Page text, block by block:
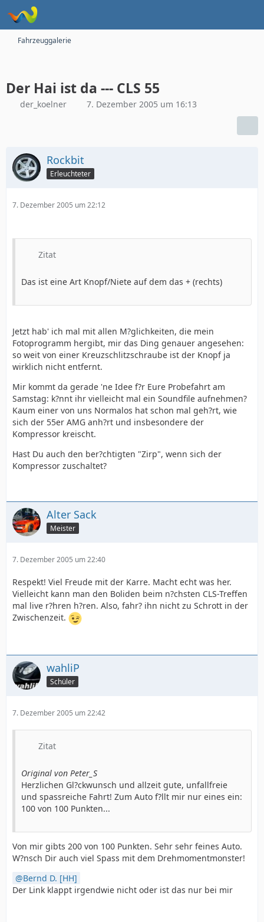
Fahrzeuggalerie
Der Hai ist da --- CLS 55
der_koelner 7. Dezember 2005 um 16:13
Rockbit
Erleuchteter
7. Dezember 2005 um 22:12
Zitat
Das ist eine Art Knopf/Niete auf dem das + (rechts)
Jetzt hab' ich mal mit allen M?glichkeiten, die mein
Fotoprogramm hergibt, mir das Ding genauer angesehen:
so weit von einer Kreuzschlitzschraube ist der Knopf ja
wirklich nicht entfernt.
Mir kommt da gerade 'ne Idee f?r Eure Probefahrt am
Samstag: k?nnt ihr vielleicht mal ein Soundfile aufnehmen?
Kaum einer von uns Normalos hat schon mal geh?rt, wie
sich der 55er AMG anh?rt und insbesondere der
Kompressor kreischt.
Hast Du auch den ber?chtigten "Zirp", wenn sich der
Kompressor zuschaltet?
Alter Sack
Meister
7. Dezember 2005 um 22:40
Respekt! Viel Freude mit der Karre. Macht echt was her.
Vielleicht kann man den Boliden beim n?chsten CLS-Treffen
mal live r?hren h?ren. Also, fahr? ihn nicht zu Schrott in der
Zwischenzeit.
wahliP
Schüler
7. Dezember 2005 um 22:42
Zitat
Original von Peter_S
Herzlichen Gl?ckwunsch und allzeit gute, unfallfreie
und spassreiche Fahrt! Zum Auto f?llt mir nur eines ein:
100 von 100 Punkten...
Von mir gibts 200 von 100 Punkten. Sehr sehr feines Auto.
W?nsch Dir auch viel Spass mit dem Drehmomentmonster!
Bernd D. [HH]
Der Link klappt irgendwie nicht oder ist das nur bei mir